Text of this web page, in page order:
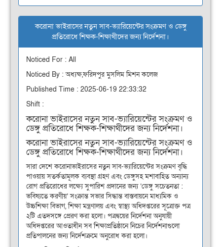
করোনা ভাইরাসের নতুন সাব-ভ্যারিয়েন্টের সংক্রমণ ও ডেঙ্গু
প্রতিরোধে শিক্ষক-শিক্ষাথীদের জন্য নির্দেশনা।
Noticed For : All
Noticed By : অধ্যক্ষ,ফরিদপুর মুসলিম মিশন কলেজ
Published Time : 2025-06-19 22:33:32
Shift :
করোনা ভাইরাসের নতুন সাব-ভ্যারিয়েন্টের সংক্রমণ ও
ডেঙ্গু প্রতিরোধে শিক্ষক-শিক্ষাথীদের জন্য নির্দেশনা।
করোনা ভাইরাসের নতুন সাব-ভ্যারিয়েন্টের সংক্রমণ ও
ডেঙ্গু প্রতিরোধে শিক্ষক-শিক্ষাথীদের জন্য নির্দেশনা।
সারা দেশে করোনাভাইরাসের নতুন সাব-ভ্যারিয়েন্টের সংক্রমণ বৃদ্ধি
পাওয়ায় সতর্কতামূলক ব্যবস্থা গ্রহণ এবং ডেঙ্গুসহ মশাবাহিত অন্যান্য
রোগ প্রতিরোধের লক্ষ্যে সুপারিশ প্রদানের জন্য ‘ডেঙ্গু সচেতনতা :
ভবিষ্যতে করণীয়’ সংক্রান্ত সভার সিদ্ধান্ত বাস্তবায়নে মাধ্যমিক ও
উচ্চশিক্ষা বিভাগ, শিক্ষা মন্ত্রণালয় এবং স্বাস্থ্য অধিদপ্তরের সূত্রোক্ত পত্র
২টি এতদসঙ্গে প্রেরণ করা হলো। পত্রদ্বয়ের নির্দেশনা অনুযায়ী
অধিদপ্তরের আওতাধীন সব শিক্ষাপ্রতিষ্ঠানে নিচের নির্দেশনাগুলো
প্রতিপালনের জন্য নির্দেশক্রমে অনুরোধ করা হলো।